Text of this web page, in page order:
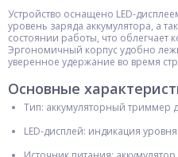
Устройство оснащено LED-
уровень заряда аккумулятора, а
состоянии работы, что облегчает
Эргономичный корпус удобно
уверенное удержание во время
Основные
Тип: аккумуляторный триммер
LED-дисплей: индикация